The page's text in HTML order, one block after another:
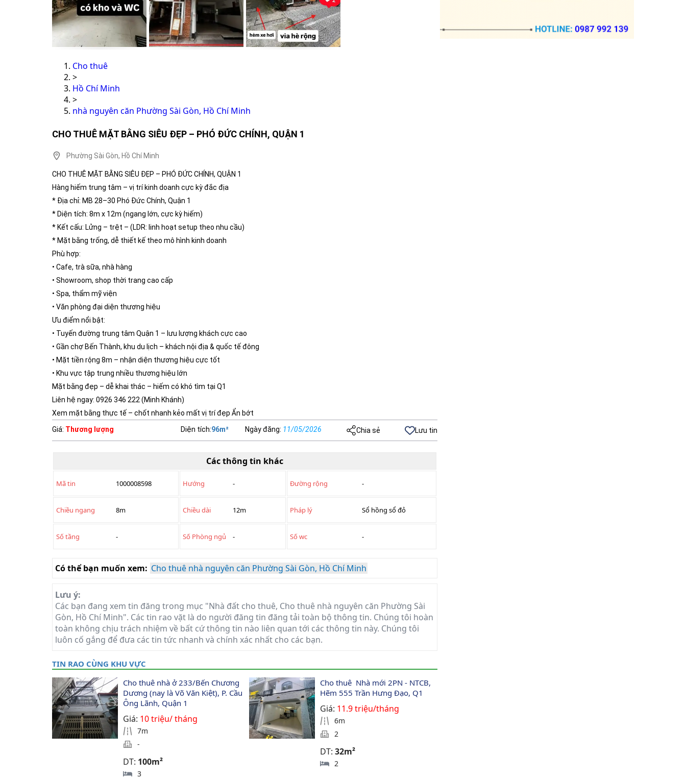
Cho thuê
>
Hồ Chí Minh
>
nhà nguyên căn Phường Sài Gòn, Hồ Chí Minh
CHO THUÊ MẶT BẰNG SIÊU ĐẸP – PHÓ ĐỨC CHÍNH, QUẬN 1
Phường Sài Gòn, Hồ Chí Minh
CHO THUÊ MẶT BẰNG SIÊU ĐẸP – PHÓ ĐỨC CHÍNH, QUẬN 1
Hàng hiếm trung tâm – vị trí kinh doanh cực kỳ đắc địa
* Địa chỉ: MB 28–30 Phó Đức Chính, Quận 1
* Diện tích: 8m x 12m (ngang lớn, cực kỳ hiếm)
* Kết cấu: Lửng – trệt – (LDR: linh hoạt setup theo nhu cầu)
* Mặt bằng trống, dễ thiết kế theo mô hình kinh doanh
Phù hợp:
• Cafe, trà sữa, nhà hàng
• Showroom, shop thời trang cao cấp
• Spa, thẩm mỹ viện
• Văn phòng đại diện thương hiệu
Ưu điểm nổi bật:
• Tuyến đường trung tâm Quận 1 – lưu lượng khách cực cao
• Gần chợ Bến Thành, khu du lịch – khách nội địa & quốc tế đông
• Mặt tiền rộng 8m – nhận diện thương hiệu cực tốt
• Khu vực tập trung nhiều thương hiệu lớn
Mặt bằng đẹp – dễ khai thác – hiếm có khó tìm tại Q1
Liên hệ ngay: 0926 346 222 (Minh Khánh)
Xem mặt bằng thực tế – chốt nhanh kẻo mất vị trí đẹp Ẩn bớt
Giá: Thương lượng Diện tích:96m² Ngày đăng: 11/05/2026 Chia sẻ Lưu tin
Các thông tin khác
Mã tin 1000008598 Hướng - Đường rộng -
Chiều ngang 8m Chiều dài 12m Pháp lý Sổ hồng sổ đỏ
Số tầng - Số Phòng ngủ - Số wc -
Có thể bạn muốn xem: Cho thuê nhà nguyên căn Phường Sài Gòn, Hồ Chí Minh
Lưu ý:
Các bạn đang xem tin đăng trong mục "Nhà đất cho thuê, Cho thuê nhà nguyên căn Phường Sài
Gòn, Hồ Chí Minh". Các tin rao vặt là do người đăng tin đăng tải toàn bộ thông tin. Chúng tôi hoàn
toàn không chịu trách nhiệm về bất cứ thông tin nào liên quan tới các thông tin này. Chúng tôi
luôn cố gắng để đưa các tin tức nhanh và chính xác nhất cho các bạn.
TIN RAO CÙNG KHU VỰC
Cho thuê nhà ở 233/Bến Chương
Dương (nay là Võ Văn Kiệt), P. Cầu
Ông Lãnh, Quận 1
Giá: 10 triệu/ tháng
7m
-
DT: 100m²
3
Cho thuê  Nhà mới 2PN - NTCB,
Hẽm 555 Trần Hưng Đạo, Q1
Giá: 11.9 triệu/tháng
6m
2
DT: 32m²
2